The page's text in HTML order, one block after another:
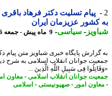
پیام تسلیت دکتر فرهاد باقری
کشور عزیزمان ایران
-سیاسی-9 ماه پیش - جمعه 16 آبان 1404، 14:47
پایگاه خبری شباویز متن پیام دکتر
جوانان انقلاب اسلامی به شرح ذیل
فِی سَبِیلِ اللَّهِ الَّذِینَ ...
جوانان انقلاب اسلامی-معاون امور
امور -صهیونیستی-اسلامی